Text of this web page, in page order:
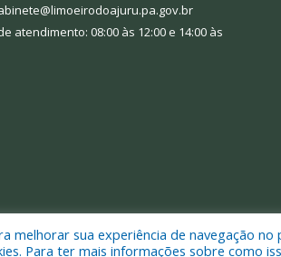
atendimento: 08:00 às 12:00 e 14:00 às
direitos reservados a Prefeitura Municipal de
melhorar sua experiência de navegação
Para ter mais informações sobre como